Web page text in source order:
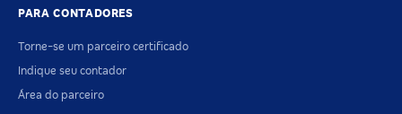
PARA CONTADORES
Torne-se um parceiro certificado
Indique seu contador
Área do parceiro